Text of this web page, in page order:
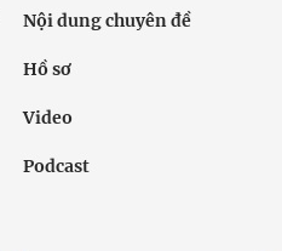
Nội dung chuyên đề
Hồ sơ
Video
Podcast